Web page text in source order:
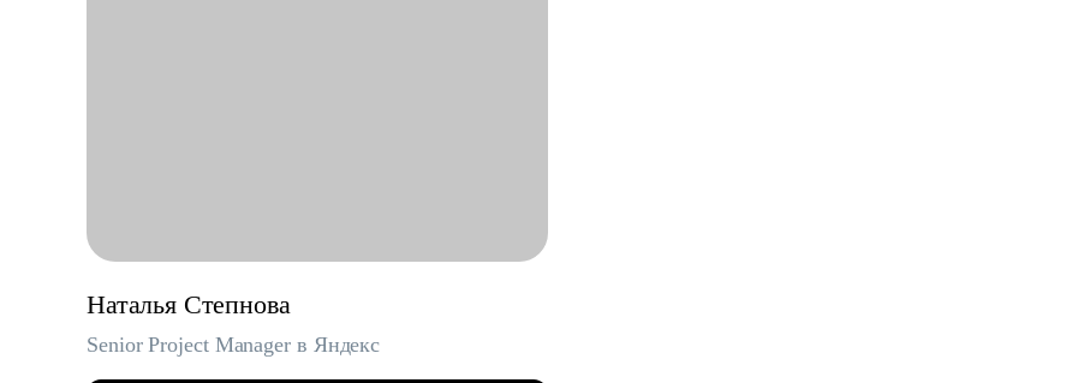
Наталья Степнова
Senior Project Manager в Яндекс